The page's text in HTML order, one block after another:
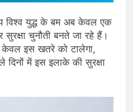
विश्व युद्ध के बम अब केवल एक
सुरक्षा चुनौती बनते जा रहे हैं।
इस खतरे को टालेगा,
में इस इलाके की सुरक्षा